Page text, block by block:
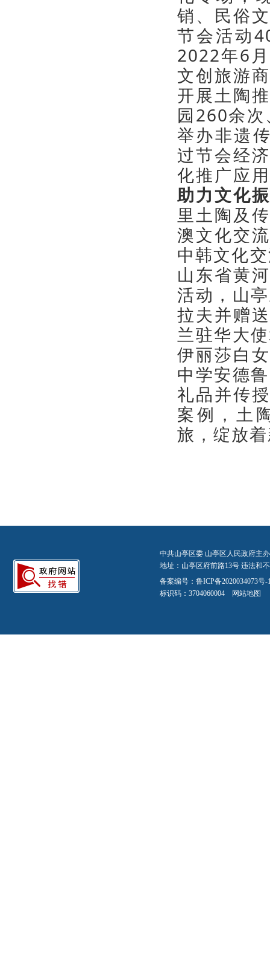
销、民俗
节会活动
2022年6
文创旅游
开展土陶
园260余
举办非遗
过节会经
化推广应
助力文化
里土陶及
澳文化交
中韩文化
山东省黄
活动，山
拉夫并赠
兰驻华大
伊丽莎白
中学安德
礼品并传
案例，土
旅，绽放
中共山亭区委 山亭区人民政府主
地址：山亭区府前路13号 违法和
备案编号： 鲁ICP备2020034073号-
标识码：3704060004 网站地图